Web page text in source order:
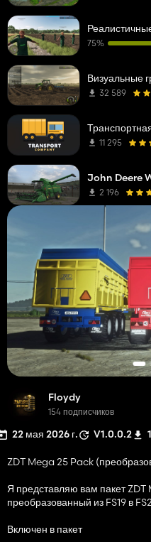
Floydy
154 подписчиков
22 мая 2026 г. V1.0.0.2
ZDT Mega 25 Pack
Я представляю вам пакет
преобразованный из FS19 в
Включен в пакет
75%
Визуальные
32 589
11 295
John Deere
2 196